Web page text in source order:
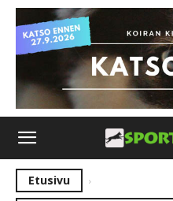
Etusivu